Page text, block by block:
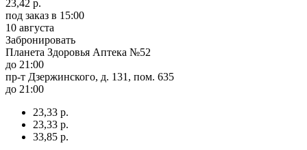
23,42 р.
под заказ в 15:00
10 августа
Забронировать
Планета Здоровья Аптека №52
до 21:00
пр-т Дзержинского, д. 131, пом. 635
до 21:00
23,33 р.
23,33 р.
33,85 р.